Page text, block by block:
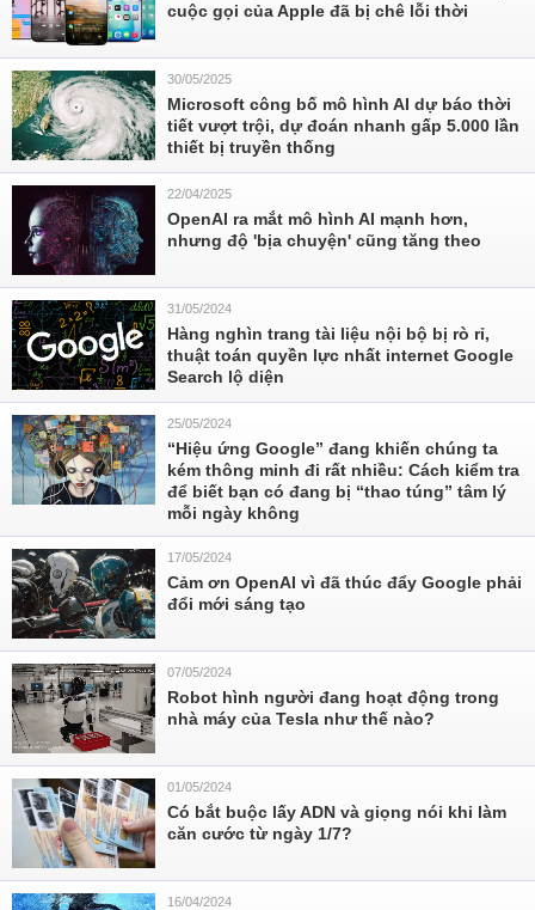
cuộc gọi của Apple đã bị chê lỗi thời
30/05/2025
Microsoft công bố mô hình AI dự báo thời
tiết vượt trội, dự đoán nhanh gấp 5.000 lần
thiết bị truyền thống
22/04/2025
OpenAI ra mắt mô hình AI mạnh hơn,
nhưng độ 'bịa chuyện' cũng tăng theo
31/05/2024
Hàng nghìn trang tài liệu nội bộ bị rò rỉ,
thuật toán quyền lực nhất internet Google
Search lộ diện
25/05/2024
“Hiệu ứng Google” đang khiến chúng ta
kém thông minh đi rất nhiều: Cách kiểm tra
để biết bạn có đang bị “thao túng” tâm lý
mỗi ngày không
17/05/2024
Cảm ơn OpenAI vì đã thúc đẩy Google phải
đổi mới sáng tạo
07/05/2024
Robot hình người đang hoạt động trong
nhà máy của Tesla như thế nào?
01/05/2024
Có bắt buộc lấy ADN và giọng nói khi làm
căn cước từ ngày 1/7?
16/04/2024